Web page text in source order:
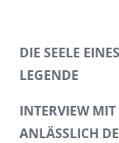
DIE SEELE
LEGENDE
INTERVIEW
ANLÄSSLICH